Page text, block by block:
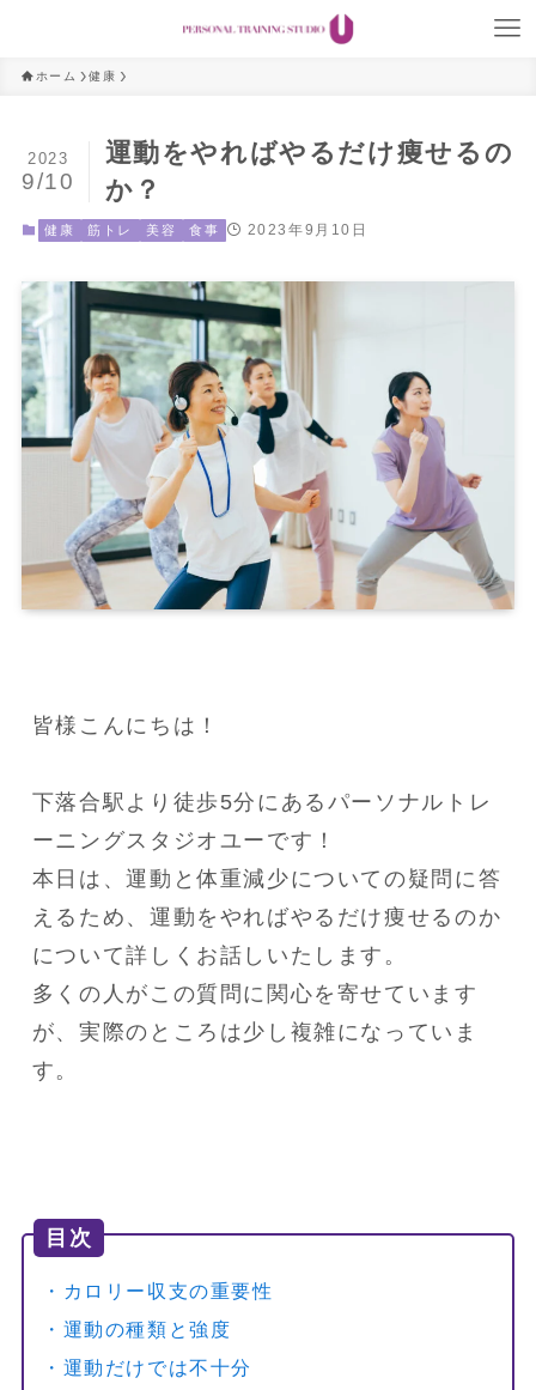
ホーム 健康
運動をやればやるだけ痩せるの
か？
2023
9/10
健康 筋トレ 美容 食事 2023年9月10日
皆様こんにちは！
下落合駅より徒歩5分にあるパーソナルトレ
ーニングスタジオユーです！
本日は、運動と体重減少についての疑問に答
えるため、運動をやればやるだけ痩せるのか
について詳しくお話しいたします。
多くの人がこの質問に関心を寄せています
が、実際のところは少し複雑になっていま
す。
目次
・カロリー収支の重要性
・運動の種類と強度
・運動だけでは不十分